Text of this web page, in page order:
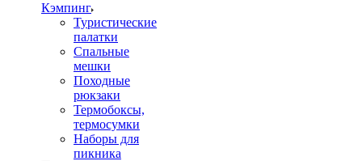
Кэмпинг
Туристические
палатки
Спальные
мешки
Походные
рюкзаки
Термобоксы,
термосумки
Наборы для
пикника